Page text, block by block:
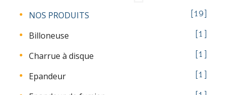
NOS PRODUITS 19
Billoneuse 1
Charrue à disque 1
Epandeur 1